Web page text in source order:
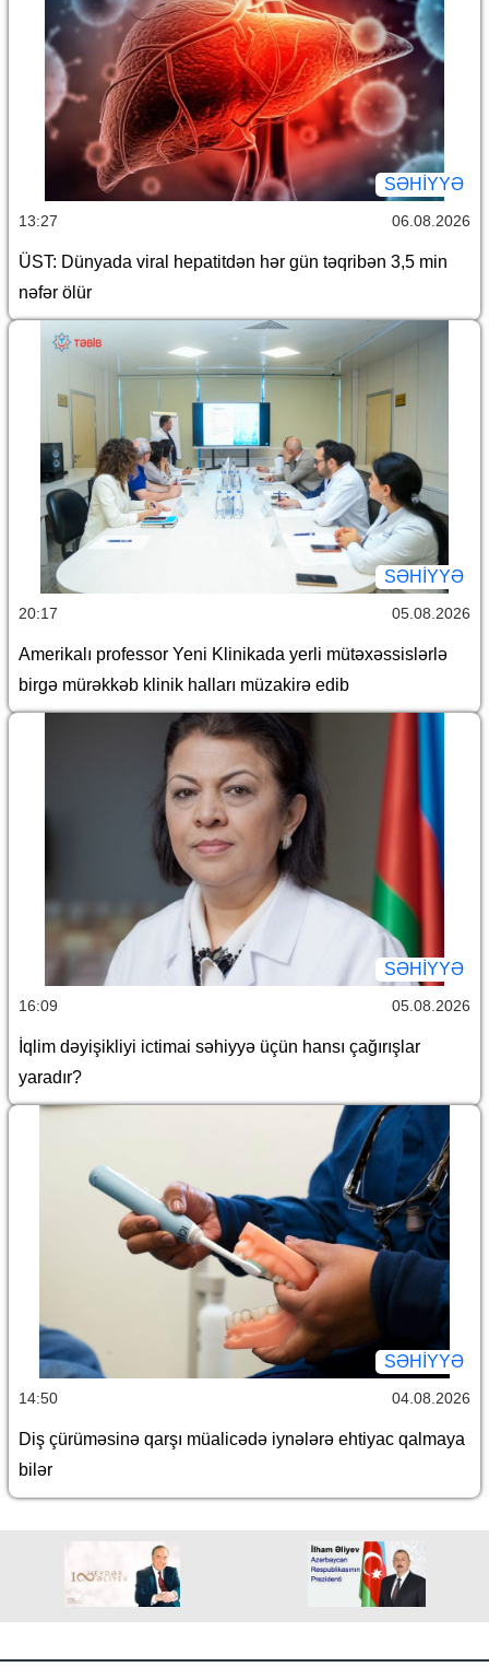
SƏHIYYƏ
13:27 06.08.2026
ÜST: Dünyada viral hepatitdən hər gün təqribən 3,5 min
nəfər ölür
SƏHIYYƏ
20:17 05.08.2026
Amerikalı professor Yeni Klinikada yerli mütəxəssislərlə
birgə mürəkkəb klinik halları müzakirə edib
SƏHIYYƏ
16:09 05.08.2026
İqlim dəyişikliyi ictimai səhiyyə üçün hansı çağırışlar
yaradır?
SƏHIYYƏ
14:50 04.08.2026
Diş çürüməsinə qarşı müalicədə iynələrə ehtiyac qalmaya
bilər